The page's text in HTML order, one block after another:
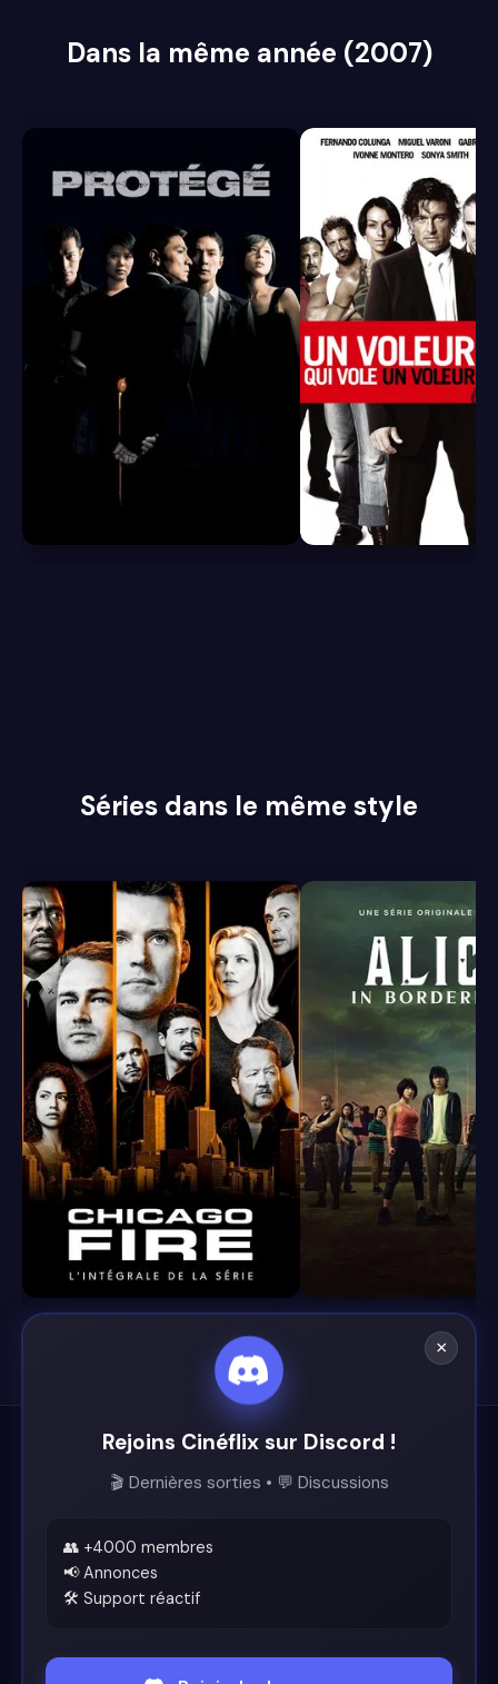
Dans la même année (2007)
7.5
Séries dans le même style
8.4
Cinéflix
Support
×
Rejoins Cinéflix sur Discord !
🎬 Dernières sorties • 💬 Discussions
👥 +4000 membres
📢 Annonces
🛠️ Support réactif